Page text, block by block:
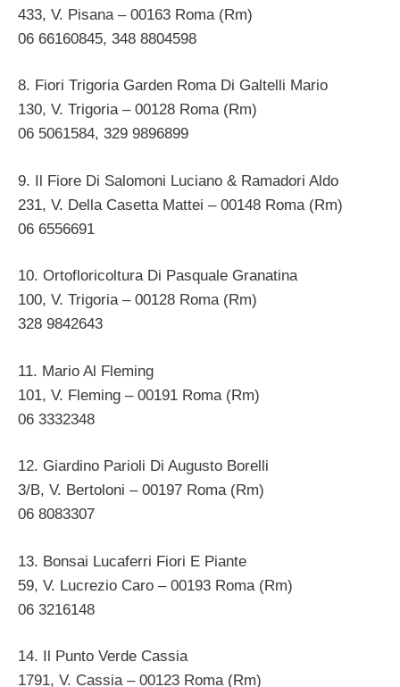
433, V. Pisana – 00163 Roma (Rm)
06 66160845, 348 8804598
8. Fiori Trigoria Garden Roma Di Galtelli Mario
130, V. Trigoria – 00128 Roma (Rm)
06 5061584, 329 9896899
9. Il Fiore Di Salomoni Luciano & Ramadori Aldo
231, V. Della Casetta Mattei – 00148 Roma (Rm)
06 6556691
10. Ortofloricoltura Di Pasquale Granatina
100, V. Trigoria – 00128 Roma (Rm)
328 9842643
11. Mario Al Fleming
101, V. Fleming – 00191 Roma (Rm)
06 3332348
12. Giardino Parioli Di Augusto Borelli
3/B, V. Bertoloni – 00197 Roma (Rm)
06 8083307
13. Bonsai Lucaferri Fiori E Piante
59, V. Lucrezio Caro – 00193 Roma (Rm)
06 3216148
14. Il Punto Verde Cassia
1791, V. Cassia – 00123 Roma (Rm)